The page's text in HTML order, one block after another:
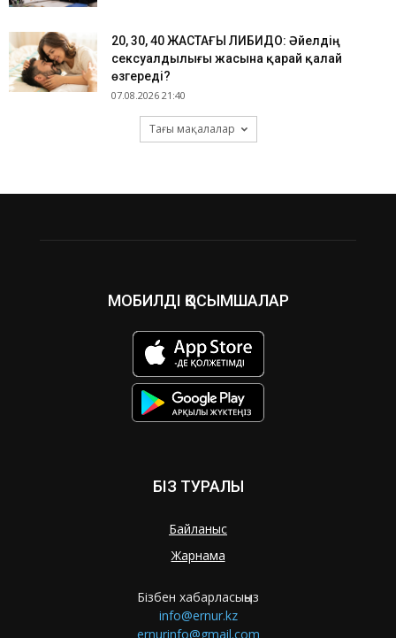
​20, 30, 40 ЖАСТАҒЫ ЛИБИДО: Әйелдің
сексуалдылығы жасына қарай қалай
өзгереді?
07.08.2026 21:40
Тағы мақалалар
МОБИЛДІ ҚОСЫМШАЛАР
БІЗ ТУРАЛЫ
Байланыс
Жарнама
Бізбен хабарласыңыз
info@ernur.kz
ernurinfo@gmail.com